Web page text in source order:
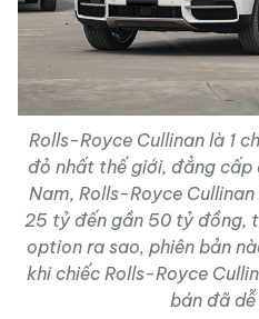
Rolls-Royce Cullinan là 1
đỏ nhất thế giới, đẳng cấp
Nam, Rolls-Royce
25 tỷ đến gần 50 tỷ đồng,
option ra sao, phiên bản
khi chiếc Rolls-Royce
bán đã